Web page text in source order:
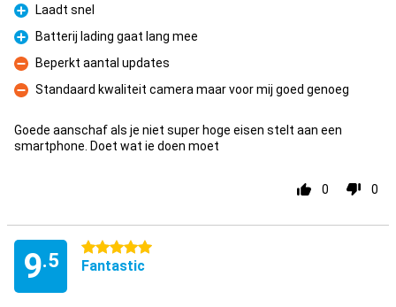
Pro
Laadt snel
Pro
Batterij lading gaat lang mee
Con
Beperkt aantal updates
Con
Standaard kwaliteit camera maar voor mij goed genoeg
Goede aanschaf als je niet super hoge eisen stelt aan een
smartphone. Doet wat ie doen moet
0 0
9.5
5 stars
Fantastic